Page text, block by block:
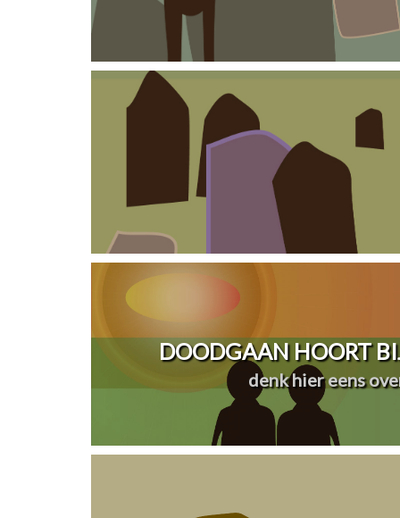
DOODGAAN HOORT
denk hier eens